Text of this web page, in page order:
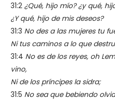
31:2¿Qué, hijo mío? ¿y qué,
¿Y qué, hijo de mis deseos?
31:3 No des a las mujeres tu
Ni tus caminos a lo que
31:4 No es de los reyes, oh
vino,
Ni de los príncipes la sidra;
31:5 No sea que bebiendo